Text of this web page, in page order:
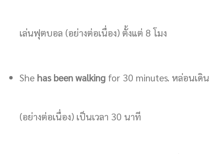
เล่นฟุตบอล (อย่างต่อเนื่อง) ตั้งแต่ 8 โมง
She has been walkingfor 30 minutes. หล่อนเดิน
(อย่างต่อเนื่อง) เป็นเวลา 30 นาที